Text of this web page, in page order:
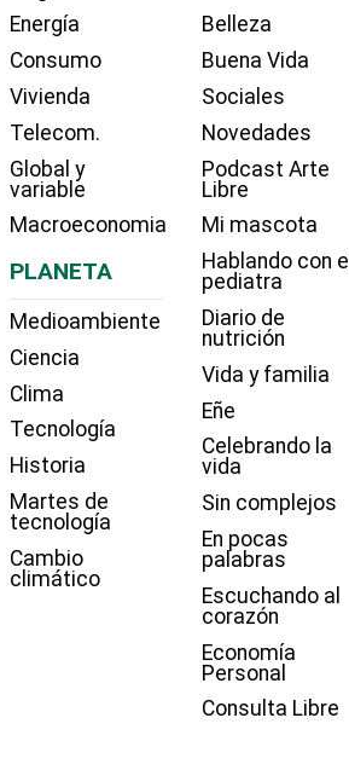
Energía
Consumo
Vivienda
Telecom.
Global y
variable
Macroeconomia
PLANETA
Medioambiente
Ciencia
Clima
Tecnología
Historia
Martes de
tecnología
Cambio
climático
Belleza
Buena Vida
Sociales
Novedades
Podcast Arte
Libre
Mi mascota
Hablando con el
pediatra
Diario de
nutrición
Vida y familia
Eñe
Celebrando la
vida
Sin complejos
En pocas
palabras
Escuchando al
corazón
Economía
Personal
Consulta Libre